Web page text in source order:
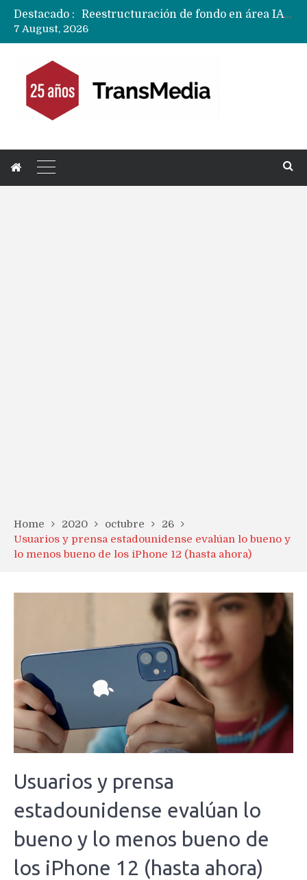
Destacado :
CXMT le dice NO a la venta de sus memorias a Apple y dará prioridad a Huawei y Xiaomi
Apple dice que más ex empleados se llevaron datos confidenciales a OpenAI
7 August, 2026
Home 2020 octubre
26
Usuarios y prensa estadounidense evalúan lo bueno y
lo menos bueno de los iPhone 12 (hasta ahora)
Usuarios y prensa
estadounidense evalúan lo
bueno y lo menos bueno de
los iPhone 12 (hasta ahora)